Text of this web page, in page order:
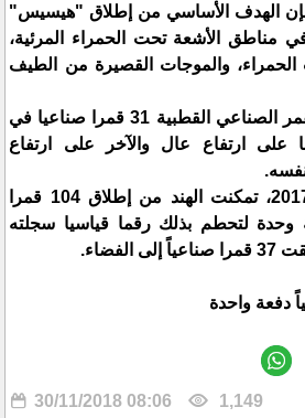
فإن الهدف الأساسي من إطلاق "هيسيس"
الأشعة تحت الحمراء المرئية،
الحمراء، والموجات القصيرة من الطيف
ووضعت مركبة إطلاق القمر الصناعي القطبية 31 قمرا صناعيا في
على ارتفاع عال والآخر على ارتفاع
وفي 15 فبراير/ شباط 2017، تمكنت الهند من إطلاق 104 قمرا
وحدة لتحطم بذلك رقما قياسيا سجلته
30/11/2018 08:06 1,149